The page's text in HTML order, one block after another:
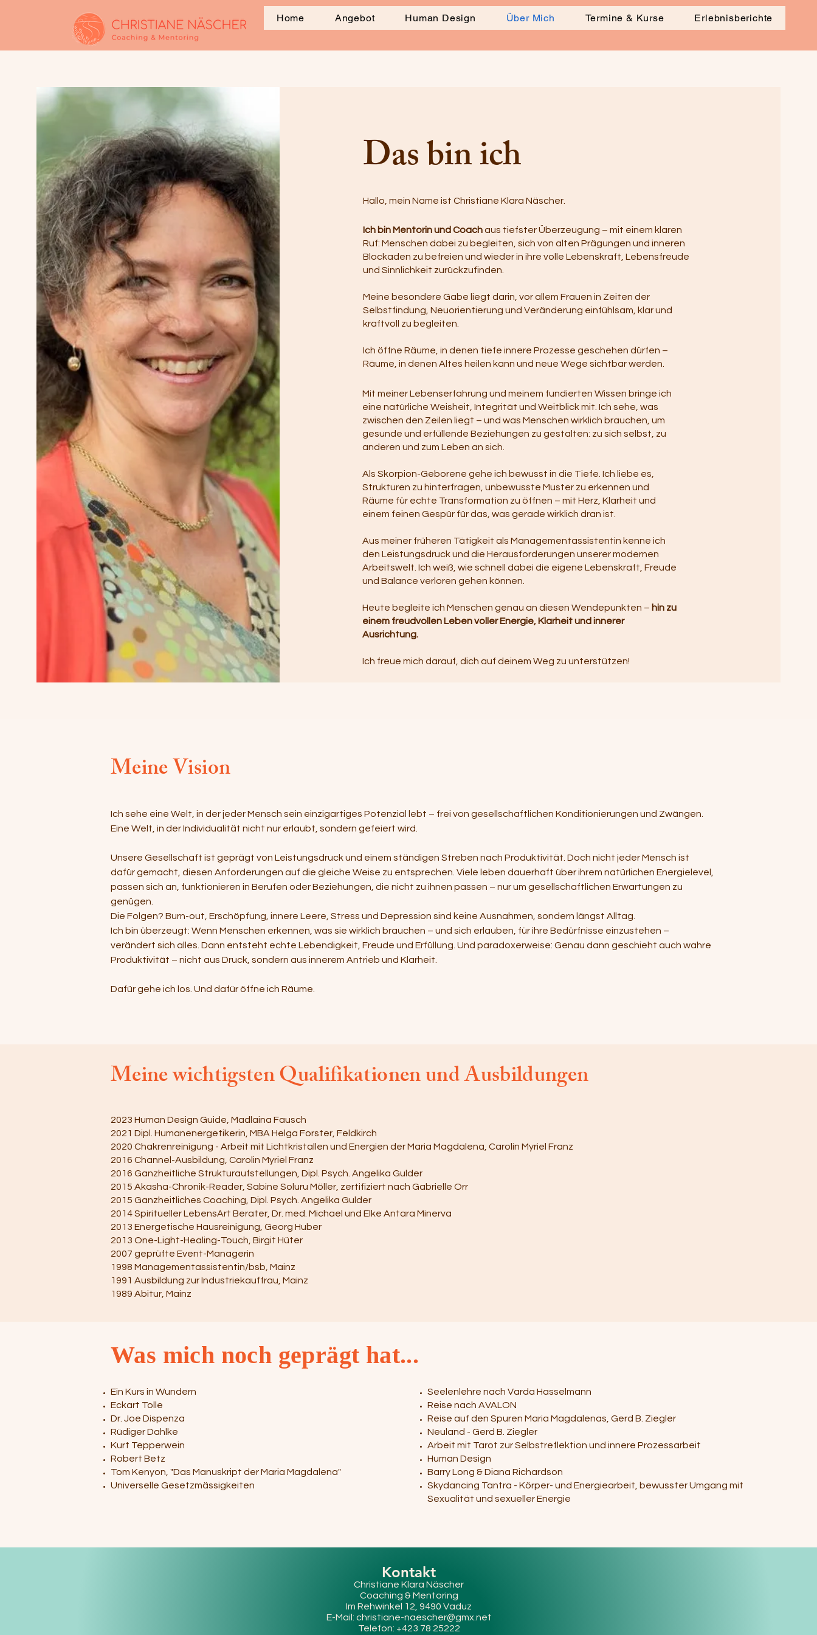
Home Angebot Human Design Über Mich Termine & Kurse Erlebnisberichte
Das bin ich
Hallo, mein Name ist Christiane Klara Näscher.
Ich bin Mentorin und Coachaus tiefster Überzeugung – mit einem klaren
Ruf: Menschen dabei zu begleiten, sich von alten Prägungen und inneren
Blockaden zu befreien und wieder in ihre volle Lebenskraft, Lebensfreude
und Sinnlichkeit zurückzufinden.
Meine besondere Gabe liegt darin, vor allem Frauen in Zeiten der
Selbstfindung, Neuorientierung und Veränderung einfühlsam, klar und
kraftvoll zu begleiten.
Ich öffne Räume, in denen tiefe innere Prozesse geschehen dürfen –
Räume, in denen Altes heilen kann und neue Wege sichtbar werden.
Mit meiner Lebenserfahrung und meinem fundierten Wissen bringe ich
eine natürliche Weisheit, Integrität und Weitblick mit. Ich sehe, was
zwischen den Zeilen liegt – und was Menschen wirklich brauchen, um
gesunde und erfüllende Beziehungen zu gestalten: zu sich selbst, zu
anderen und zum Leben an sich.
Als Skorpion-Geborene gehe ich bewusst in die Tiefe. Ich liebe es,
Strukturen zu hinterfragen, unbewusste Muster zu erkennen und
Räume für echte Transformation zu öffnen – mit Herz, Klarheit und
einem feinen Gespür für das, was gerade wirklich dran ist.
Aus meiner früheren Tätigkeit als Managementassistentin kenne ich
den Leistungsdruck und die Herausforderungen unserer modernen
Arbeitswelt. Ich weiß, wie schnell dabei die eigene Lebenskraft, Freude
und Balance verloren gehen können.
Heute begleite ich Menschen genau an diesen Wendepunkten – hin zu
einem freudvollen Leben voller Energie, Klarheit und innerer
Ausrichtung.
Ich freue mich darauf, dich auf deinem Weg zu unterstützen!
Meine Vision
Ich sehe eine Welt, in der jeder Mensch sein einzigartiges Potenzial lebt – frei von gesellschaftlichen Konditionierungen und Zwängen.
Eine Welt, in der Individualität nicht nur erlaubt, sondern gefeiert wird.
Unsere Gesellschaft ist geprägt von Leistungsdruck und einem ständigen Streben nach Produktivität. Doch nicht jeder Mensch ist
dafür gemacht, diesen Anforderungen auf die gleiche Weise zu entsprechen. Viele leben dauerhaft über ihrem natürlichen Energielevel,
passen sich an, funktionieren in Berufen oder Beziehungen, die nicht zu ihnen passen – nur um gesellschaftlichen Erwartungen zu
genügen.
Die Folgen? Burn-out, Erschöpfung, innere Leere, Stress und Depression sind keine Ausnahmen, sondern längst Alltag.
Ich bin überzeugt: Wenn Menschen erkennen, was sie wirklich brauchen – und sich erlauben, für ihre Bedürfnisse einzustehen –
verändert sich alles. Dann entsteht echte Lebendigkeit, Freude und Erfüllung. Und paradoxerweise: Genau dann geschieht auch wahre
Produktivität – nicht aus Druck, sondern aus innerem Antrieb und Klarheit.
Dafür gehe ich los. Und dafür öffne ich Räume.
Meine wichtigsten Qualifikationen und Ausbildungen
2023 Human Design Guide, Madlaina Fausch
2021 Dipl. Humanenergetikerin, MBA Helga Forster, Feldkirch
2020 Chakrenreinigung - Arbeit mit Lichtkristallen und Energien der Maria Magdalena, Carolin Myriel Franz
2016 Channel-Ausbildung, Carolin Myriel Franz
2016 Ganzheitliche Strukturaufstellungen, Dipl. Psych. Angelika Gulder
2015 Akasha-Chronik-Reader, Sabine Soluru Möller, zertifiziert nach Gabrielle Orr
2015 Ganzheitliches Coaching, Dipl. Psych. Angelika Gulder
2014 Spiritueller LebensArt Berater, Dr. med. Michael und Elke Antara Minerva
2013 Energetische Hausreinigung, Georg Huber
2013 One-Light-Healing-Touch, Birgit Hüter
2007 geprüfte Event-Managerin
1998 Managementassistentin/bsb, Mainz
1991 Ausbildung zur Industriekauffrau, Mainz
1989 Abitur, Mainz
Was mich noch geprägt hat...
Ein Kurs in Wundern
Eckart Tolle
Dr. Joe Dispenza
Rüdiger Dahlke
Kurt Tepperwein
Robert Betz
Tom Kenyon, "Das Manuskript der Maria Magdalena"
Universelle Gesetzmässigkeiten
Seelenlehre nach Varda Hasselmann
Reise nach AVALON
Reise auf den Spuren Maria Magdalenas, Gerd B. Ziegler
Neuland - Gerd B. Ziegler
Arbeit mit Tarot zur Selbstreflektion und innere Prozessarbeit
Human Design
Barry Long & Diana Richardson
Skydancing Tantra - Körper- und Energiearbeit, bewusster Umgang mit
Sexualität und sexueller Energie
Kontakt
Christiane Klara Näscher
Coaching & Mentoring
Im Rehwinkel 12, 9490 Vaduz
E-Mail: christiane-naescher@gmx.net
Telefon: +423 78 25222